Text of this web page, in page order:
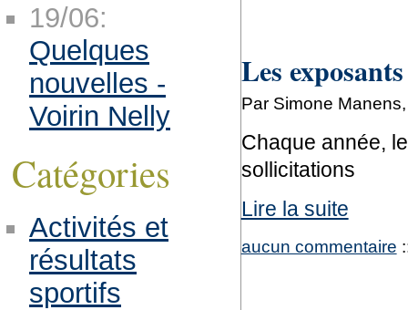
Les
Par Simone
Chaque année,
sollicitations
Lire la suite
aucun commentaire
19/06:
Quelques
nouvelles -
Voirin Nelly
Catégories
Activités et
résultats
sportifs